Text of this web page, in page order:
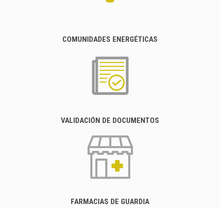
COMUNIDADES ENERGÉTICAS
VALIDACIÓN DE DOCUMENTOS
FARMACIAS DE GUARDIA